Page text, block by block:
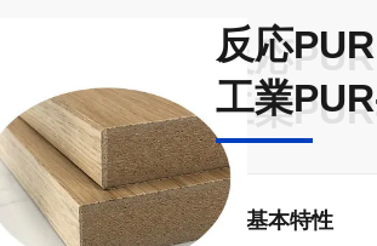
反応
工業
反応
工業
基本特性